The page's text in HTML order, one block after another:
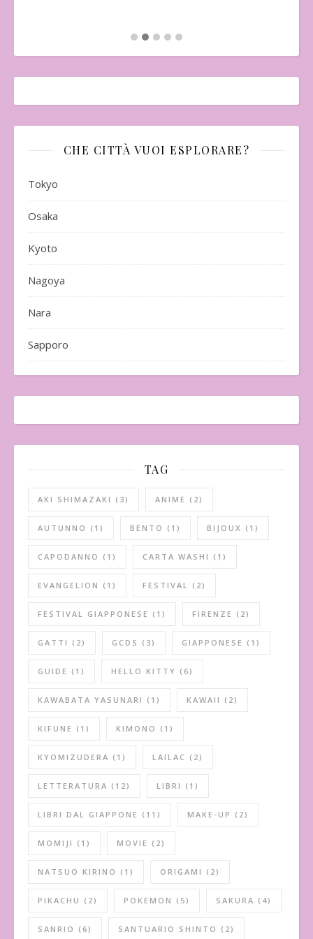
CHE CITTÀ VUOI ESPLORARE?
Tokyo
Osaka
Kyoto
Nagoya
Nara
Sapporo
TAG
AKI SHIMAZAKI (3) ANIME (2)
AUTUNNO (1) BENTO (1) BIJOUX (1)
CAPODANNO (1) CARTA WASHI (1)
EVANGELION (1) FESTIVAL (2)
FESTIVAL GIAPPONESE (1) FIRENZE (2)
GATTI (2) GCDS (3) GIAPPONESE (1)
GUIDE (1) HELLO KITTY (6)
KAWABATA YASUNARI (1) KAWAII (2)
KIFUNE (1) KIMONO (1)
KYOMIZUDERA (1) LAILAC (2)
LETTERATURA (12) LIBRI (1)
LIBRI DAL GIAPPONE (11) MAKE-UP (2)
MOMIJI (1) MOVIE (2)
NATSUO KIRINO (1) ORIGAMI (2)
PIKACHU (2) POKEMON (5) SAKURA (4)
SANRIO (6) SANTUARIO SHINTO (2)